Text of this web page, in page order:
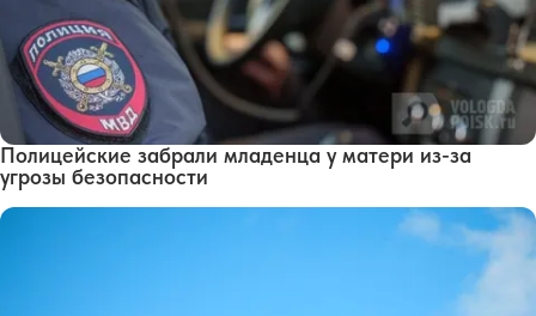
Полицейские забрали младенца у матери из-за
угрозы безопасности